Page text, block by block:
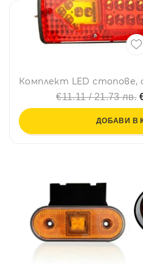
€11.11 / 21.73 лв.
ДОБАВИ В